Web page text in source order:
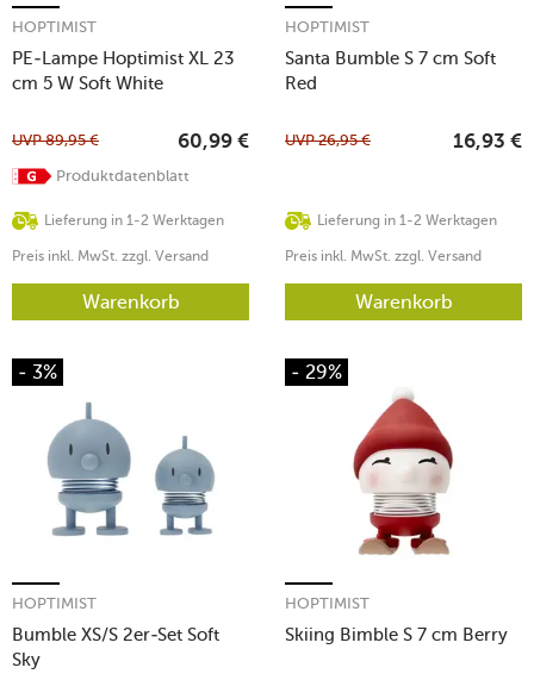
PE-Lampe Hoptimist XL 23
cm 5 W Soft White
HOPTIMIST
Lieferung in 1-2 Werktagen
UVP89,95 € 60,99 €
Preis inkl. MwSt. zzgl. Versand
Produktdatenblatt
Warenkorb
Santa Bumble S 7 cm Soft
Red
HOPTIMIST
Lieferung in 1-2 Werktagen
UVP26,95 € 16,93 €
Preis inkl. MwSt. zzgl. Versand
Warenkorb
- 3%
Bumble XS/S 2er-Set Soft
Sky
HOPTIMIST
- 29%
Skiing Bimble S 7 cm Berry
HOPTIMIST